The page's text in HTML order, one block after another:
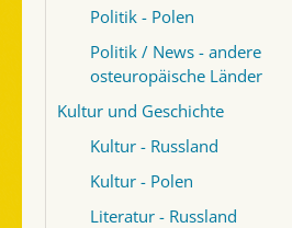
Politik - Polen
Politik / News - andere
osteuropäische Länder
Kultur und Geschichte
Kultur - Russland
Kultur - Polen
Literatur - Russland